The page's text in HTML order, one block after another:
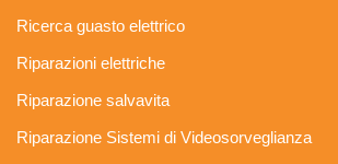
Ricerca guasto elettrico
Riparazioni elettriche
Riparazione salvavita
Riparazione Sistemi di Videosorveglianza